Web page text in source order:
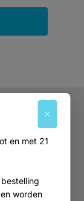
en met 21
worden